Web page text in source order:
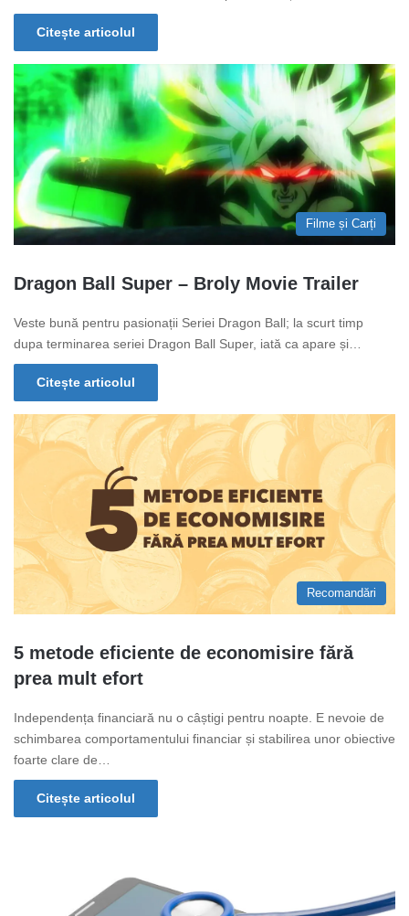
Citește articolul
Filme și Carți
Dragon Ball Super – Broly Movie Trailer
Veste bună pentru pasionații Seriei Dragon Ball; la scurt timp
dupa terminarea seriei Dragon Ball Super, iată ca apare și…
Citește articolul
Recomandări
5 metode eficiente de economisire fără
prea mult efort
Independența financiară nu o câștigi pentru noapte. E nevoie de
schimbarea comportamentului financiar și stabilirea unor obiective
foarte clare de…
Citește articolul